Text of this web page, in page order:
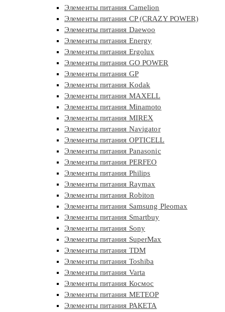
Элементы питания Camelion
Элементы питания CP (CRAZY POWER)
Элементы питания Daewoo
Элементы питания Energy
Элементы питания Ergolux
Элементы питания GO POWER
Элементы питания GP
Элементы питания Kodak
Элементы питания MAXELL
Элементы питания Minamoto
Элементы питания MIREX
Элементы питания Navigator
Элементы питания OPTICELL
Элементы питания Panasonic
Элементы питания PERFEO
Элементы питания Philips
Элементы питания Raymax
Элементы питания Robiton
Элементы питания Samsung Pleomax
Элементы питания Smartbuy
Элементы питания Sony
Элементы питания SuperMax
Элементы питания TDM
Элементы питания Toshiba
Элементы питания Varta
Элементы питания Космос
Элементы питания МЕТЕОР
Элементы питания РАКЕТА